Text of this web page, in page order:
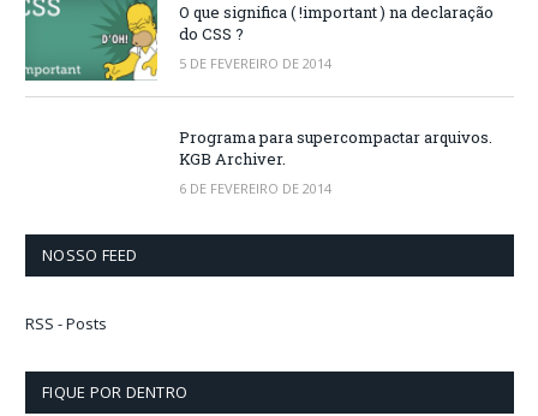
O que significa ( !important ) na declaração
do CSS ?
5 DE FEVEREIRO DE 2014
Programa para supercompactar arquivos.
KGB Archiver.
6 DE FEVEREIRO DE 2014
NOSSO FEED
RSS - Posts
FIQUE POR DENTRO